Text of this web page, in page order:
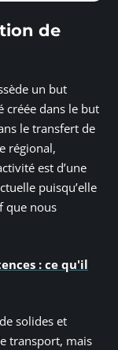
de
un but
créée dans le but
le transfert de
régional,
est d’une
puisqu’elle
que nous
: ce qu'il
solides et
transport, mais